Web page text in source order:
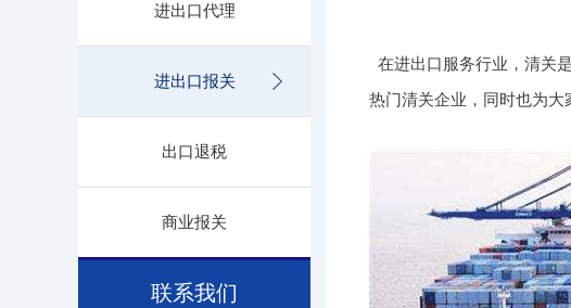
进出口代理
进出口报关
出口退税
商业报关
联系我们
在进出口服务行业，清关
热门清关企业，同时也为大